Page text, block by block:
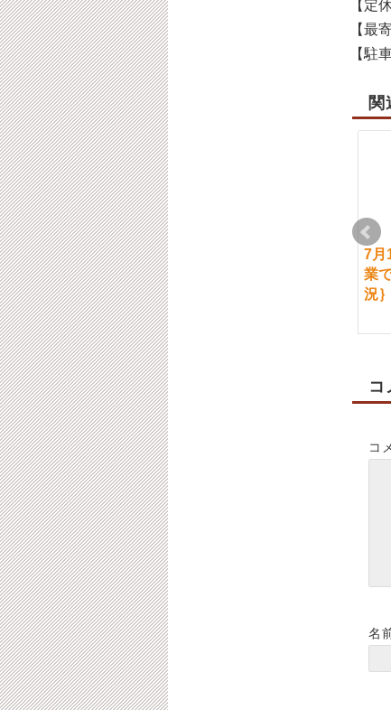
【定
【最
【駐
関
6月25日（金）通常営
業です。｛ご予約状
況｝
2021-06-24
7月
業
況｝
8/20日（水）通常営業
です。
2025-08-20
コ
コ
名